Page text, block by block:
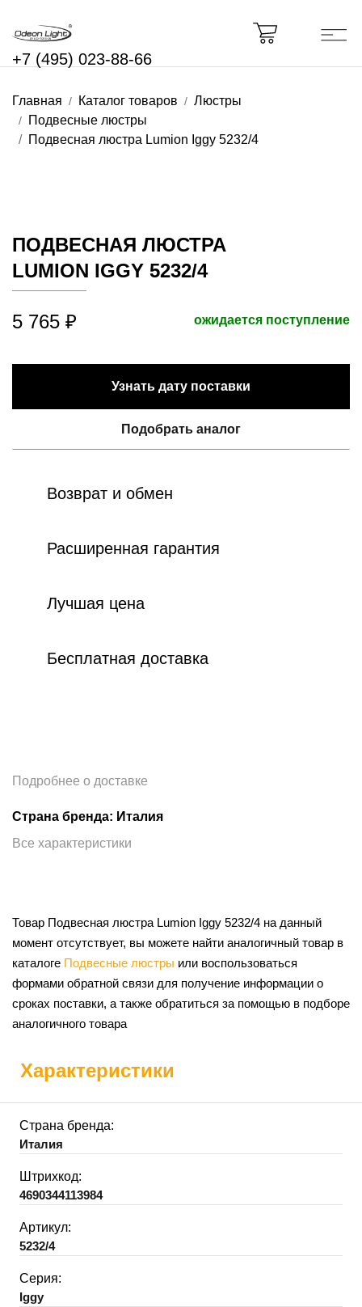
+7 (495) 023-88-66
Главная Каталог товаров
Люстры
Подвесные люстры
Подвесная люстра Lumion Iggy 5232/4
ПОДВЕСНАЯ ЛЮСТРА
LUMION IGGY 5232/4
5 765 ₽ ожидается поступление
Узнать дату поставки
Подобрать аналог
Возврат и обмен
Расширенная гарантия
Лучшая цена
Бесплатная доставка
Подробнее о доставке
Страна бренда: Италия
Все характеристики
Товар Подвесная люстра Lumion Iggy 5232/4 на данный
момент отсутствует, вы можете найти аналогичный товар в
каталоге Подвесные люстры или воспользоваться
формами обратной связи для получение информации о
сроках поставки, а также обратиться за помощью в подборе
аналогичного товара
Характеристики
Страна бренда:
Италия
Штрихкод:
4690344113984
Артикул:
5232/4
Серия:
Iggy